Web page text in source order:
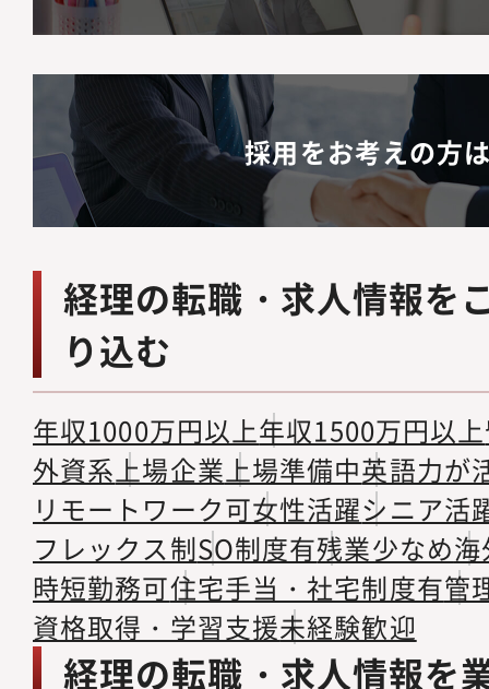
採用をお考えの方
経理の転職・求人情報を
り込む
年収1000万円以上年収1500万円以上
外資系上場企業上場準備中英語力が
リモートワーク可女性活躍シニア活
フレックス制SO制度有残業少なめ
時短勤務可住宅手当・社宅制度有管
資格取得・学習支援未経験歓迎
経理の転職・求人情報を